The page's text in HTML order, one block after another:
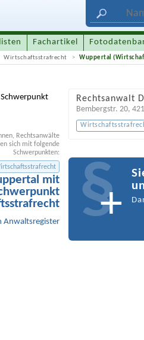
Fachartikel
Wirtschaftsstrafrecht Wuppertal
mit
Anwaltsregister
Rechtsanwälte
sich mit folgende
Schwerpunkten:
Rechtsanwalt
Bembergstr. 20,